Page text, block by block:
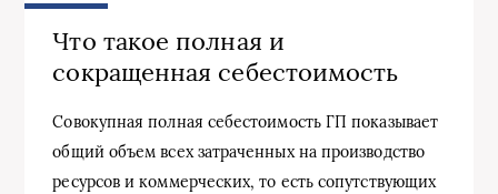
Что такое полная и
сокращенная себестоимость
Совокупная полная себестоимость ГП показывает
общий объем всех затраченных на производство
ресурсов и коммерческих, то есть сопутствующих